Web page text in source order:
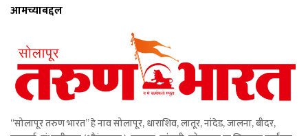
आमच्याबद्दल
“सोलापूर तरुण भारत” हे नाव सोलापूर, धाराशिव, लातूर, नांदेड, जालना, बीदर,